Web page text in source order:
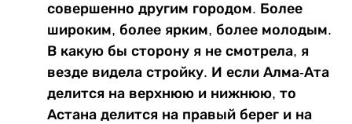
совершенно другим городом. Более
широким, более ярким, более молодым.
В какую бы сторону я не смотрела, я
везде видела стройку. И если Алма-Ата
делится на верхнюю и нижнюю, то
Астана делится на правый берег и на